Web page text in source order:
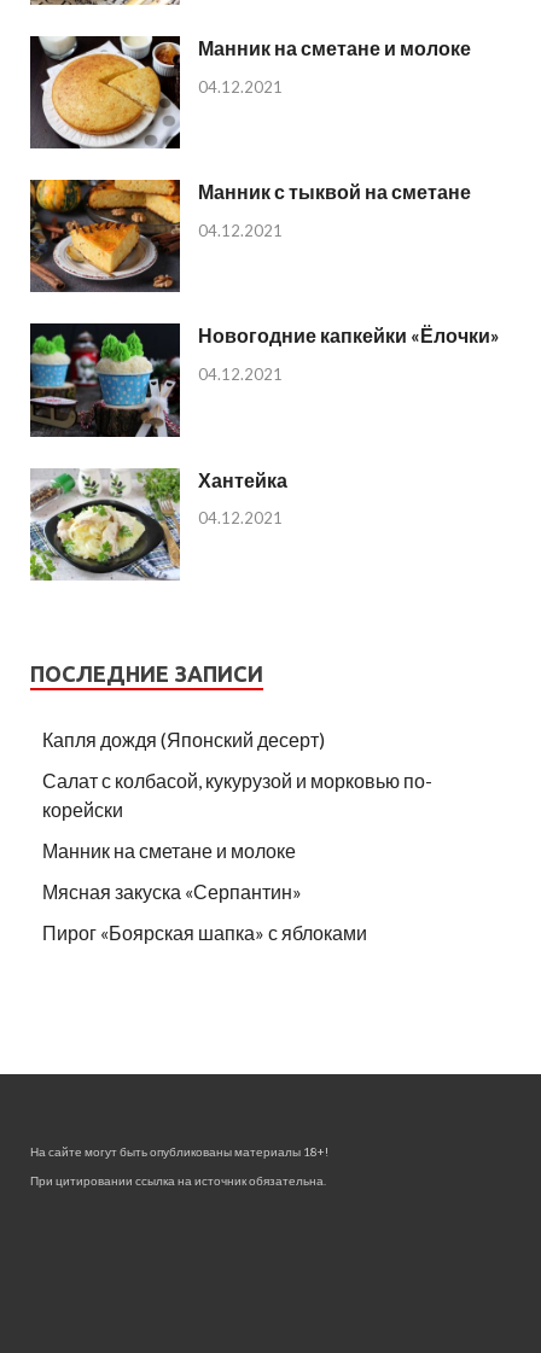
Манник на сметане и молоке
04.12.2021
Манник с тыквой на сметане
04.12.2021
Новогодние капкейки «Ёлочки»
04.12.2021
Хантейка
04.12.2021
ПОСЛЕДНИЕ ЗАПИСИ
Капля дождя (Японский десерт)
Салат с колбасой, кукурузой и морковью по-
корейски
Манник на сметане и молоке
Мясная закуска «Серпантин»
Пирог «Боярская шапка» с яблоками
На сайте могут быть опубликованы материалы 18+!
При цитировании ссылка на источник обязательна.